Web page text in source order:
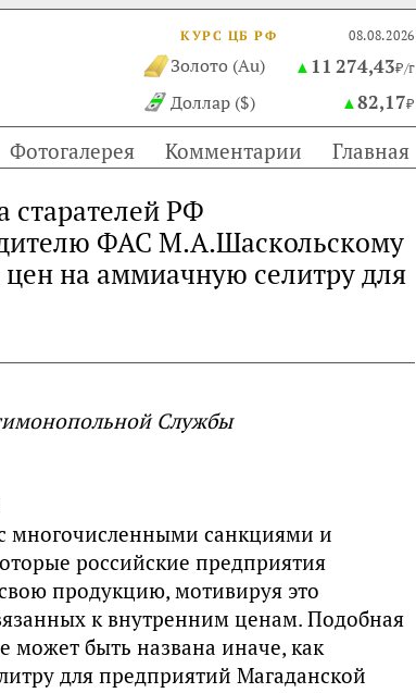
КУРС ЦБ РФ 08.08.2026
Золото (Au) ▲ 11 274,43₽/г
Доллар ($) ▲82,17₽
Фотогалерея Комментарии Главная
старателей РФ
ФАС М.А.Шаскольскому
на аммиачную селитру для
Службы
многочисленными санкциями и
российские предприятия
продукцию, мотивируя это
к внутренним ценам. Подобная
быть названа иначе, как
для предприятий Магаданской